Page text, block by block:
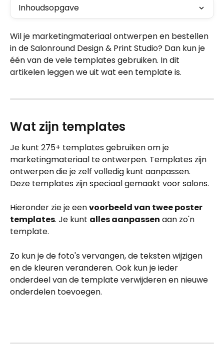
Inhoudsopgave
Wil je marketingmateriaal ontwerpen en bestellen
in de Salonround Design & Print Studio? Dan kun je
één van de vele templates gebruiken. In dit
artikelen leggen we uit wat een template is.
Wat zijn templates
Je kunt 275+ templates gebruiken om je
marketingmateriaal te ontwerpen. Templates zijn
ontwerpen die je zelf volledig kunt aanpassen.
Deze templates zijn speciaal gemaakt voor salons.
Hieronder zie je een voorbeeld van twee poster
templates. Je kunt alles aanpassen aan zo'n
template.
Zo kun je de foto's vervangen, de teksten wijzigen
en de kleuren veranderen. Ook kun je ieder
onderdeel van de template verwijderen en nieuwe
onderdelen toevoegen.